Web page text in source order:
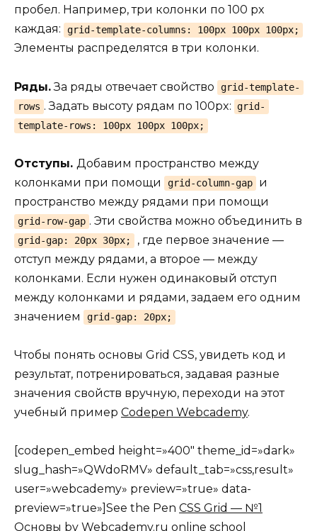
пробел. Например, три колонки по 100 px
каждая:
grid-template-columns: 100px 100px 100px;
Элементы распределятся в три колонки.
Ряды.За ряды отвечает свойство
grid-template-
rows . Задать высоту рядам по 100px: grid-
template-rows: 100px 100px 100px;
Отступы. Добавим пространство между
колонками при помощи
grid-column-gap
и
пространство между рядами при помощи
grid-row-gap . Эти свойства можно объединить в
grid-gap: 20px 30px;
, где первое значение —
отступ между рядами, а второе — между
колонками. Если нужен одинаковый отступ
между колонками и рядами, задаем его одним
значением
grid-gap: 20px;
Чтобы понять основы Grid CSS, увидеть код и
результат, потренироваться, задавая разные
значения свойств вручную, переходи на этот
учебный пример Codepen Webcademy.
[codepen_embed height=»400″ theme_id=»dark»
slug_hash=»QWdoRMV» default_tab=»css,result»
user=»webcademy» preview=»true» data-
preview=»true»]See the Pen CSS Grid — №1
Основы by Webcademy.ru online school